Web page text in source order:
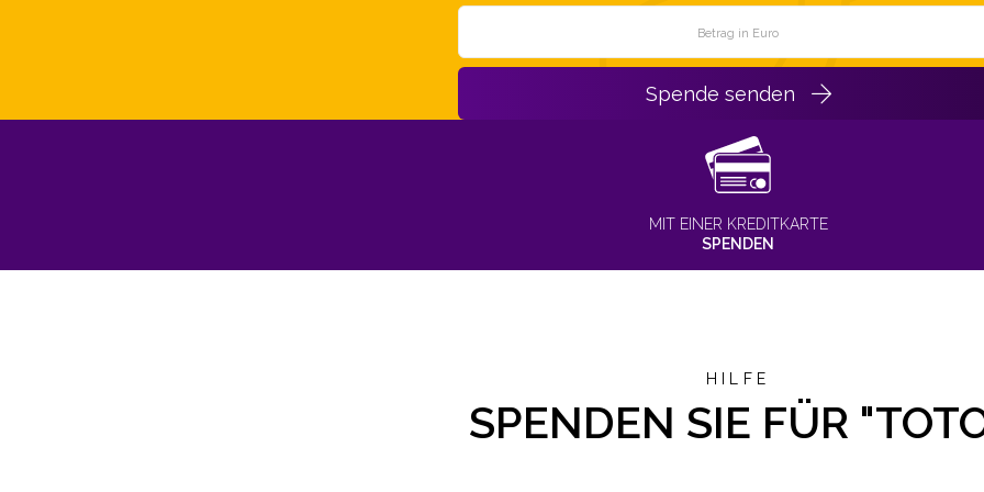
Spende senden
MIT EINER KREDITKARTE
SPENDEN
HILFE
SPENDEN SIE FÜR